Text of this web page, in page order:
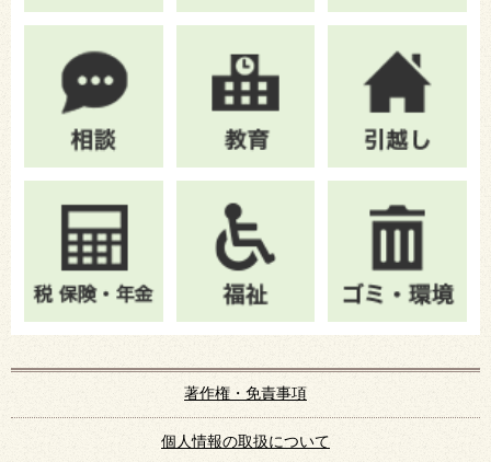
著作権・免責事項
個人情報の取扱について